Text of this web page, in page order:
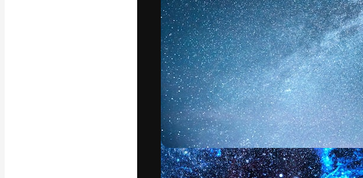
Copyright © 2010-2026Freepik Company S.L.U.